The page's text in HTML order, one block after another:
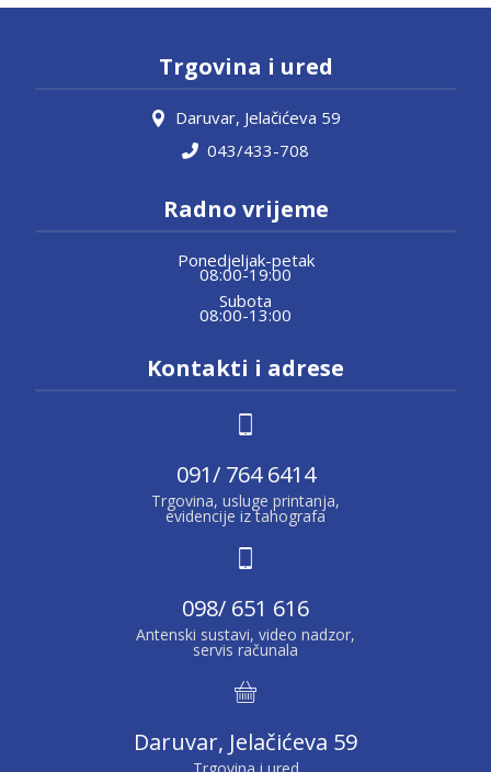
Trgovina i ured
Daruvar, Jelačićeva 59
043/433-708
Radno vrijeme
Ponedjeljak-petak
08:00-19:00
Subota
08:00-13:00
Kontakti i adrese
091/ 764 6414
Trgovina, usluge printanja,
evidencije iz tahografa
098/ 651 616
Antenski sustavi, video nadzor,
servis računala
Daruvar, Jelačićeva 59